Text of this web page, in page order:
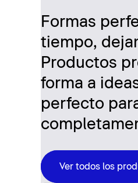
Formas
tiempo,
Productos
forma a
perfecto
Ver todos los